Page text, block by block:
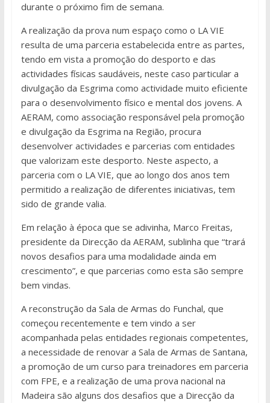
durante o próximo fim de semana.
A realização da prova num espaço como o LA VIE
resulta de uma parceria estabelecida entre as partes,
tendo em vista a promoção do desporto e das
actividades físicas saudáveis, neste caso particular a
divulgação da Esgrima como actividade muito eficiente
para o desenvolvimento físico e mental dos jovens. A
AERAM, como associação responsável pela promoção
e divulgação da Esgrima na Região, procura
desenvolver actividades e parcerias com entidades
que valorizam este desporto. Neste aspecto, a
parceria com o LA VIE, que ao longo dos anos tem
permitido a realização de diferentes iniciativas, tem
sido de grande valia.
Em relação à época que se adivinha, Marco Freitas,
presidente da Direcção da AERAM, sublinha que “trará
novos desafios para uma modalidade ainda em
crescimento”, e que parcerias como esta são sempre
bem vindas.
A reconstrução da Sala de Armas do Funchal, que
começou recentemente e tem vindo a ser
acompanhada pelas entidades regionais competentes,
a necessidade de renovar a Sala de Armas de Santana,
a promoção de um curso para treinadores em parceria
com FPE, e a realização de uma prova nacional na
Madeira são alguns dos desafios que a Direcção da